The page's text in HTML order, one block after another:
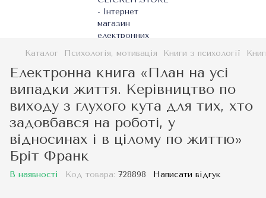
Каталог Психологія, мотивація Книги з психології
Електронна книга «План на усі
випадки життя. Керівництво по
виходу з глухого кута для тих, хто
задовбався на роботі, у
відносинах і в цілому по життю»
Бріт Франк
В наявності Код товара: 728898 Написати відгук